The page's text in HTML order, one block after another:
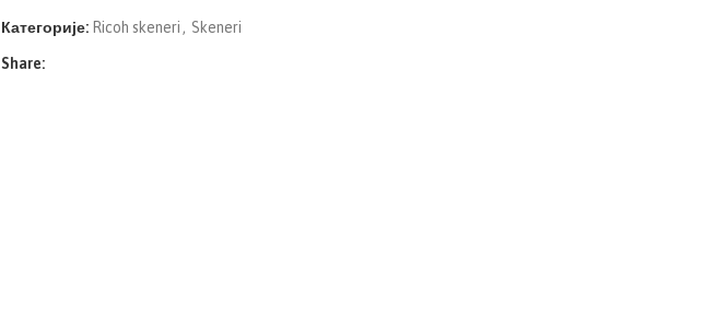
Категорије: Ricoh skeneri , Skeneri
Share: